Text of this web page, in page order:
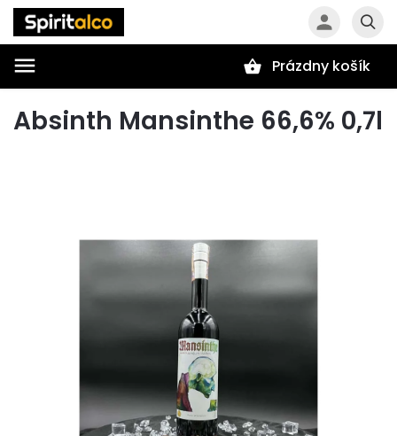
Prázdny košík
Absinth Mansinthe 66,6% 0,7l